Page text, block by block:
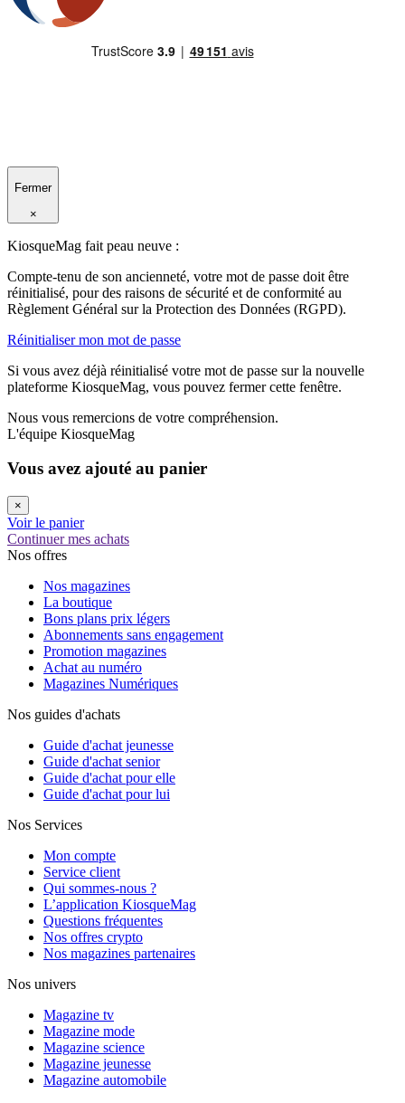
Fermer
×
KiosqueMag fait peau neuve :
Compte-tenu de son ancienneté, votre mot de passe doit être
réinitialisé, pour des raisons de sécurité et de conformité au
Règlement Général sur la Protection des Données (RGPD).
Réinitialiser mon mot de passe
Si vous avez déjà réinitialisé votre mot de passe sur la nouvelle
plateforme KiosqueMag, vous pouvez fermer cette fenêtre.
Nous vous remercions de votre compréhension.
L'équipe KiosqueMag
Vous avez ajouté au panier
×
Voir le panier
Continuer mes achats
Nos offres
Nos magazines
La boutique
Bons plans prix légers
Abonnements sans engagement
Promotion magazines
Achat au numéro
Magazines Numériques
Nos guides d'achats
Guide d'achat jeunesse
Guide d'achat senior
Guide d'achat pour elle
Guide d'achat pour lui
Nos Services
Mon compte
Service client
Qui sommes-nous ?
L’application KiosqueMag
Questions fréquentes
Nos offres crypto
Nos magazines partenaires
Nos univers
Magazine tv
Magazine mode
Magazine science
Magazine jeunesse
Magazine automobile